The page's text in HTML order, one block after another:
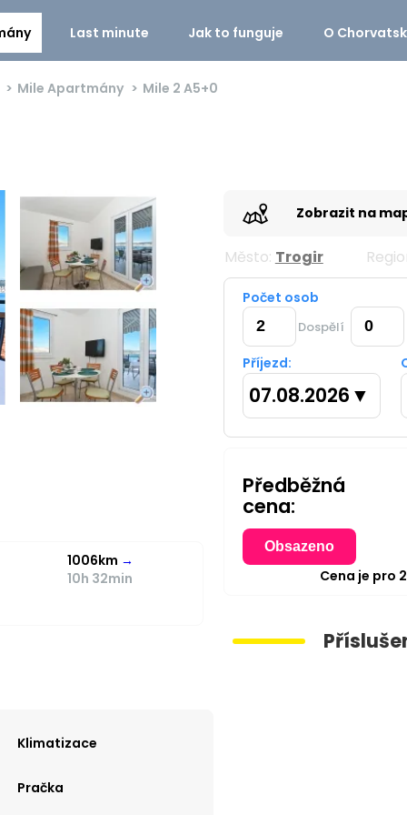
Last minute Jak to funguje O
Mile Apartmány Mile 2 A5+0
1006km →
10h 32min
Klimatizace
Pračka
Zobrazit na
Město: Trogir
Počet osob
Dospělí
Příjezd:
07.08.2026 ▼
Předběžná
cena:
Obsazeno
Cena je pro 2